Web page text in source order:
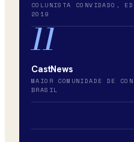
COLUNISTA CONVIDADO,
2019
11
CastNews
MAIOR COMUNIDADE DE
BRASIL